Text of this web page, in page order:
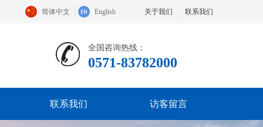
全国咨询热线：
0571-83782000
联系我们 访客留言
关于我们 联系我们
简体中文 English